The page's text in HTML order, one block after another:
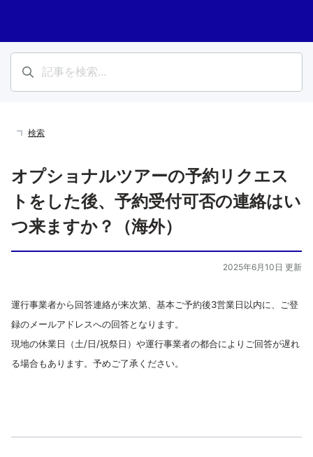
検索
オプショナルツアーの予約リクエス
トをした後、予約受付可否の連絡はい
つ来ますか？（海外）
2025年6月10日 更新
運行事業者から回答連絡が来次第、基本ご予約後3営業日以内に、ご登
録のメールアドレスへの回答となります。
現地の休業日（土/日/祝祭日）や運行事業者の都合によりご回答が遅れ
る場合もあります。予めご了承ください。